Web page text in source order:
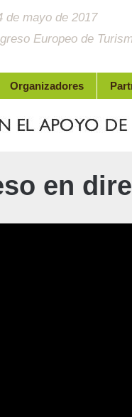
de mayo de 2017
Europeo de
Organizadores
en